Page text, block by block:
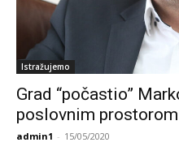
Istražujemo
Grad “počastio”
poslovnim
admin1 - 15/05/2020